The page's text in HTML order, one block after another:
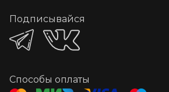
Подписывайся
Способы оплаты